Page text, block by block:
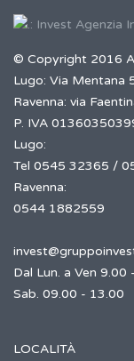
© Copyright 2016
Lugo: Via Mentana
Ravenna: via
P. IVA
Lugo:
Tel 0545 32365 /
Ravenna:
0544 1882559
Dal Lun. a Ven
Sab. 09.00 - 13.00
LOCALITÀ